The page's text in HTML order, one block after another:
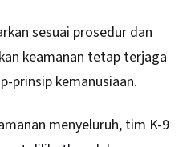
sesuai prosedur dan
keamanan tetap terjaga
prinsip kemanusiaan.
menyeluruh, tim K-9